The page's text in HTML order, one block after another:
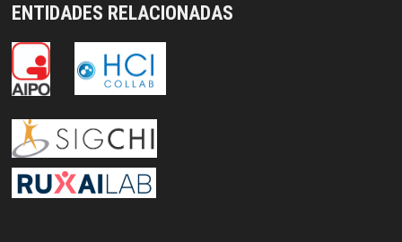
ENTIDADES RELACIONADAS